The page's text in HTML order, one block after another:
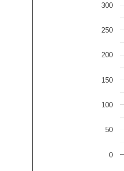
0
50
100
150
200
250
300